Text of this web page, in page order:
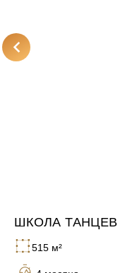
ШКОЛА ТАНЦЕВ
515 м²